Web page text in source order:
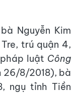
Nguyễn Kim
trú quận 4,
luật Công
26/8/2018), bà
ngụ tỉnh Tiền